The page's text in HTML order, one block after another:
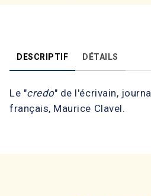
DESCRIPTIF DÉTAILS
Le "credo" de l'écrivain,
français, Maurice Clavel.